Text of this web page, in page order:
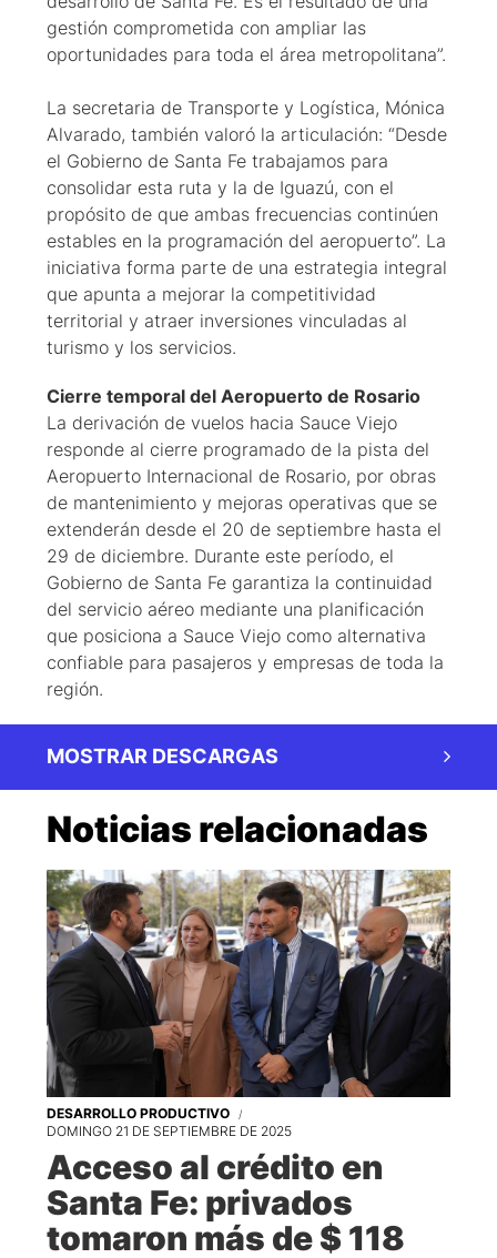
gestión comprometida con ampliar las
oportunidades para toda el área metropolitana”.
La secretaria de Transporte y Logística, Mónica
Alvarado, también valoró la articulación: “Desde
el Gobierno de Santa Fe trabajamos para
consolidar esta ruta y la de Iguazú, con el
propósito de que ambas frecuencias continúen
estables en la programación del aeropuerto”. La
iniciativa forma parte de una estrategia integral
que apunta a mejorar la competitividad
territorial y atraer inversiones vinculadas al
turismo y los servicios.
Cierre temporal del Aeropuerto de Rosario
La derivación de vuelos hacia Sauce Viejo
responde al cierre programado de la pista del
Aeropuerto Internacional de Rosario, por obras
de mantenimiento y mejoras operativas que se
extenderán desde el 20 de septiembre hasta el
29 de diciembre. Durante este período, el
Gobierno de Santa Fe garantiza la continuidad
del servicio aéreo mediante una planificación
que posiciona a Sauce Viejo como alternativa
confiable para pasajeros y empresas de toda la
región.
MOSTRAR DESCARGAS
Noticias relacionadas
DESARROLLO PRODUCTIVO
DOMINGO 21 DE SEPTIEMBRE DE 2025
Acceso al crédito en
Santa Fe: privados
tomaron más de $ 118